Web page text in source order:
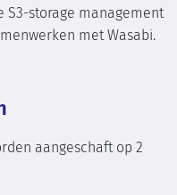
S3-storage management
met Wasabi.
aangeschaft op 2